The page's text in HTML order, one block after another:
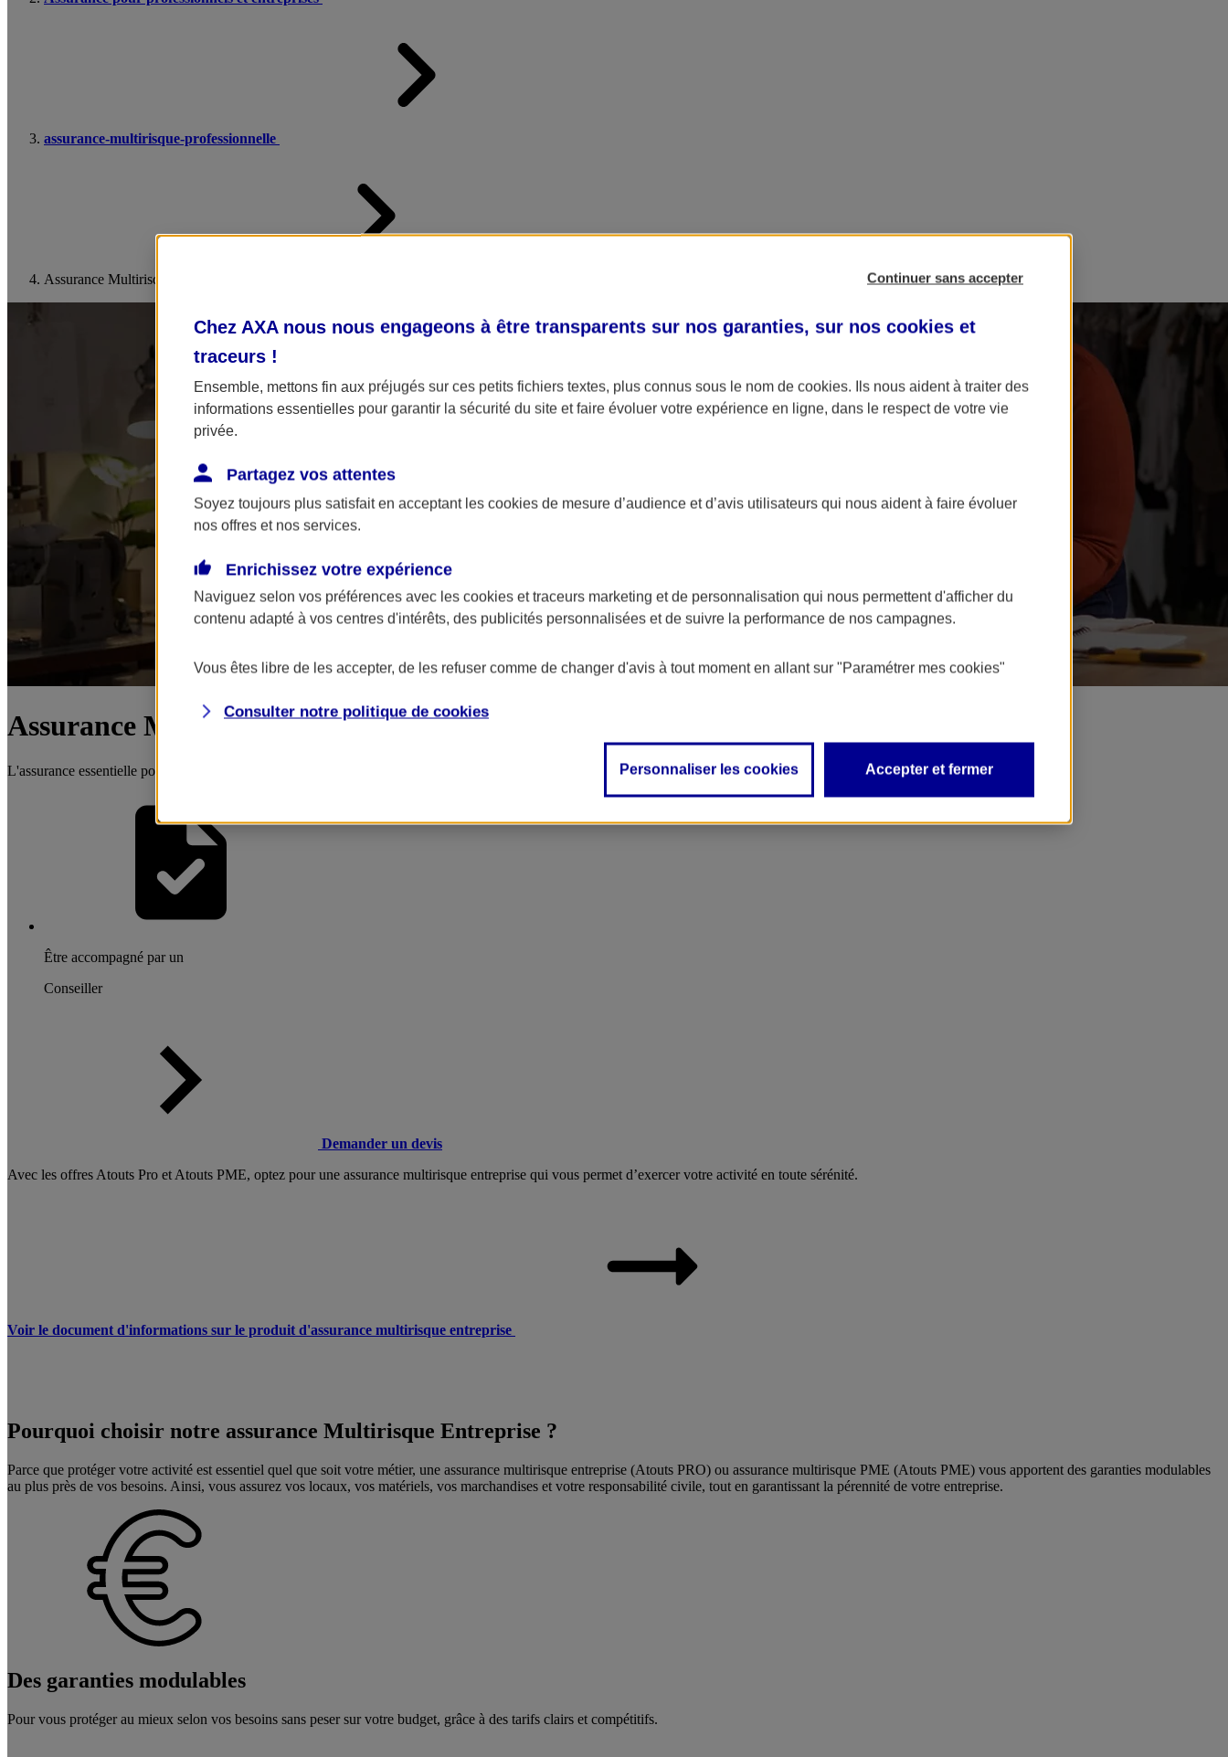
assurance-multirisque-professionnelle
Assurance Multirisque Entreprise
Assurance Multirisque Entreprise
L'assurance essentielle pour protéger votre activité
Être accompagné par un
Conseiller
Demander un devis
Avec les offres Atouts Pro et Atouts PME, optez pour une assurance multirisque entreprise qui vous permet d’exercer votre activité en toute sérénité.
Voir le document d'informations sur le produit d'assurance multirisque entreprise
Pourquoi choisir notre assurance Multirisque Entreprise ?
Parce que protéger votre activité est essentiel quel que soit votre métier, une assurance multirisque entreprise (Atouts PRO) ou assurance multirisque PME (Atouts PME) vous apportent des garanties modulables
au plus près de vos besoins. Ainsi, vous assurez vos locaux, vos matériels, vos marchandises et votre responsabilité civile, tout en garantissant la pérennité de votre entreprise.
Des garanties modulables
Pour vous protéger au mieux selon vos besoins sans peser sur votre budget, grâce à des tarifs clairs et compétitifs.
Continuer sans accepter
Chez AXA nous nous engageons à être transparents sur nos garanties, sur nos cookies et
traceurs !
Ensemble, mettons fin aux préjugés sur ces petits fichiers textes, plus connus sous le nom de cookies. Ils nous aident à traiter des
informations essentielles pour garantir la sécurité du site et faire évoluer votre expérience en ligne, dans le respect de votre vie
privée.
Partagez vos attentes
Soyez toujours plus satisfait en acceptant les cookies de mesure d’audience et d’avis utilisateurs qui nous aident à faire évoluer
nos offres et nos services.
Enrichissez votre expérience
Naviguez selon vos préférences avec les cookies et traceurs marketing et de personnalisation qui nous permettent d'afficher du
contenu adapté à vos centres d'intérêts, des publicités personnalisées et de suivre la performance de nos campagnes.
Vous êtes libre de les accepter, de les refuser comme de changer d'avis à tout moment en allant sur "Paramétrer mes cookies"
Consulter notre politique de cookies
Personnaliser les cookies Accepter et fermer